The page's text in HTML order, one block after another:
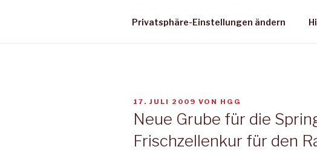
Privatsphäre-Einstellungen ändern
VERÖFFENTLICHT
17. JULI 2009 VON HGG
Neue Grube für die
Frischzellenkur für den